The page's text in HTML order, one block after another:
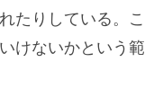
たりしている。
けないかという